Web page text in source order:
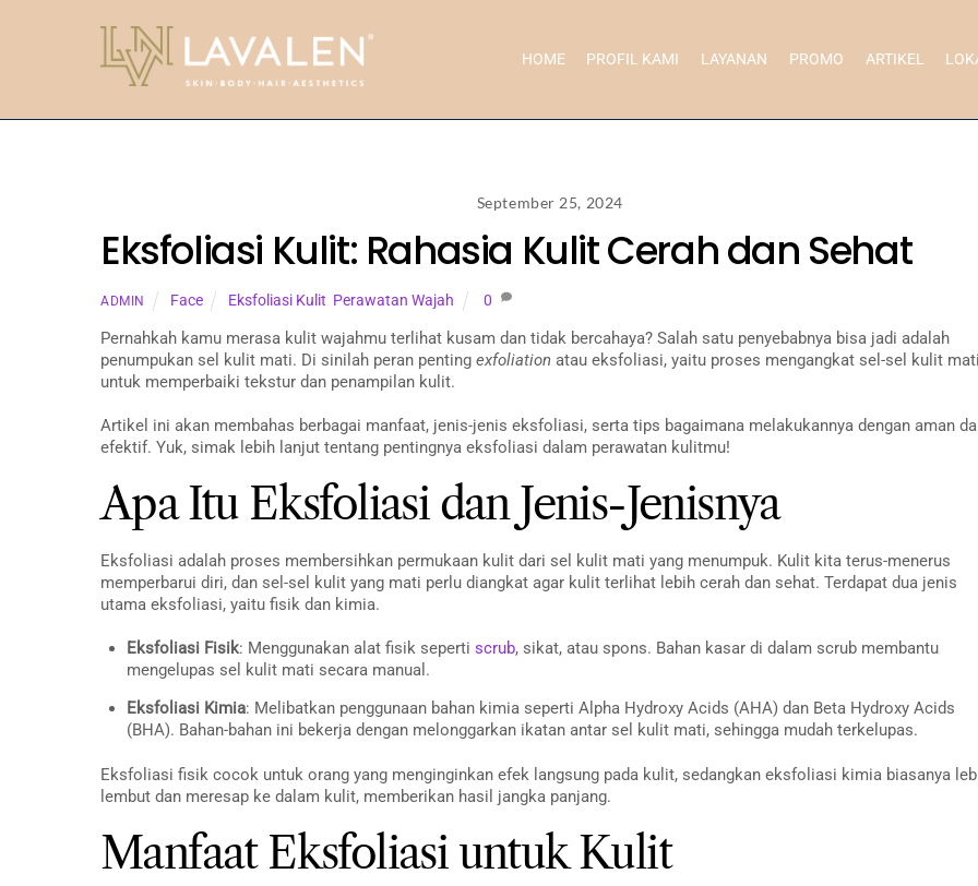
HOME PROFIL KAMI LAYANAN PROMO ARTIKEL
September 25, 2024
Eksfoliasi Kulit: Rahasia Kulit Cerah dan Sehat
ADMIN Face Eksfoliasi Kulit Perawatan Wajah 0
Pernahkah kamu merasa kulit wajahmu terlihat kusam dan tidak bercahaya? Salah satu penyebabnya bisa jadi adalah
penumpukan sel kulit mati. Di sinilah peran penting exfoliation atau eksfoliasi, yaitu proses mengangkat sel-sel kulit
untuk memperbaiki tekstur dan penampilan kulit.
Artikel ini akan membahas berbagai manfaat, jenis-jenis eksfoliasi, serta tips bagaimana melakukannya dengan aman
efektif. Yuk, simak lebih lanjut tentang pentingnya eksfoliasi dalam perawatan kulitmu!
Apa Itu Eksfoliasi dan Jenis-Jenisnya
Eksfoliasi adalah proses membersihkan permukaan kulit dari sel kulit mati yang menumpuk. Kulit kita terus-menerus
memperbarui diri, dan sel-sel kulit yang mati perlu diangkat agar kulit terlihat lebih cerah dan sehat. Terdapat dua jenis
utama eksfoliasi, yaitu fisik dan kimia.
Eksfoliasi Fisik: Menggunakan alat fisik seperti scrub, sikat, atau spons. Bahan kasar di dalam scrub membantu
mengelupas sel kulit mati secara manual.
Eksfoliasi Kimia: Melibatkan penggunaan bahan kimia seperti Alpha Hydroxy Acids (AHA) dan Beta Hydroxy Acids
(BHA). Bahan-bahan ini bekerja dengan melonggarkan ikatan antar sel kulit mati, sehingga mudah terkelupas.
Eksfoliasi fisik cocok untuk orang yang menginginkan efek langsung pada kulit, sedangkan eksfoliasi kimia biasanya
lembut dan meresap ke dalam kulit, memberikan hasil jangka panjang.
Manfaat Eksfoliasi untuk Kulit